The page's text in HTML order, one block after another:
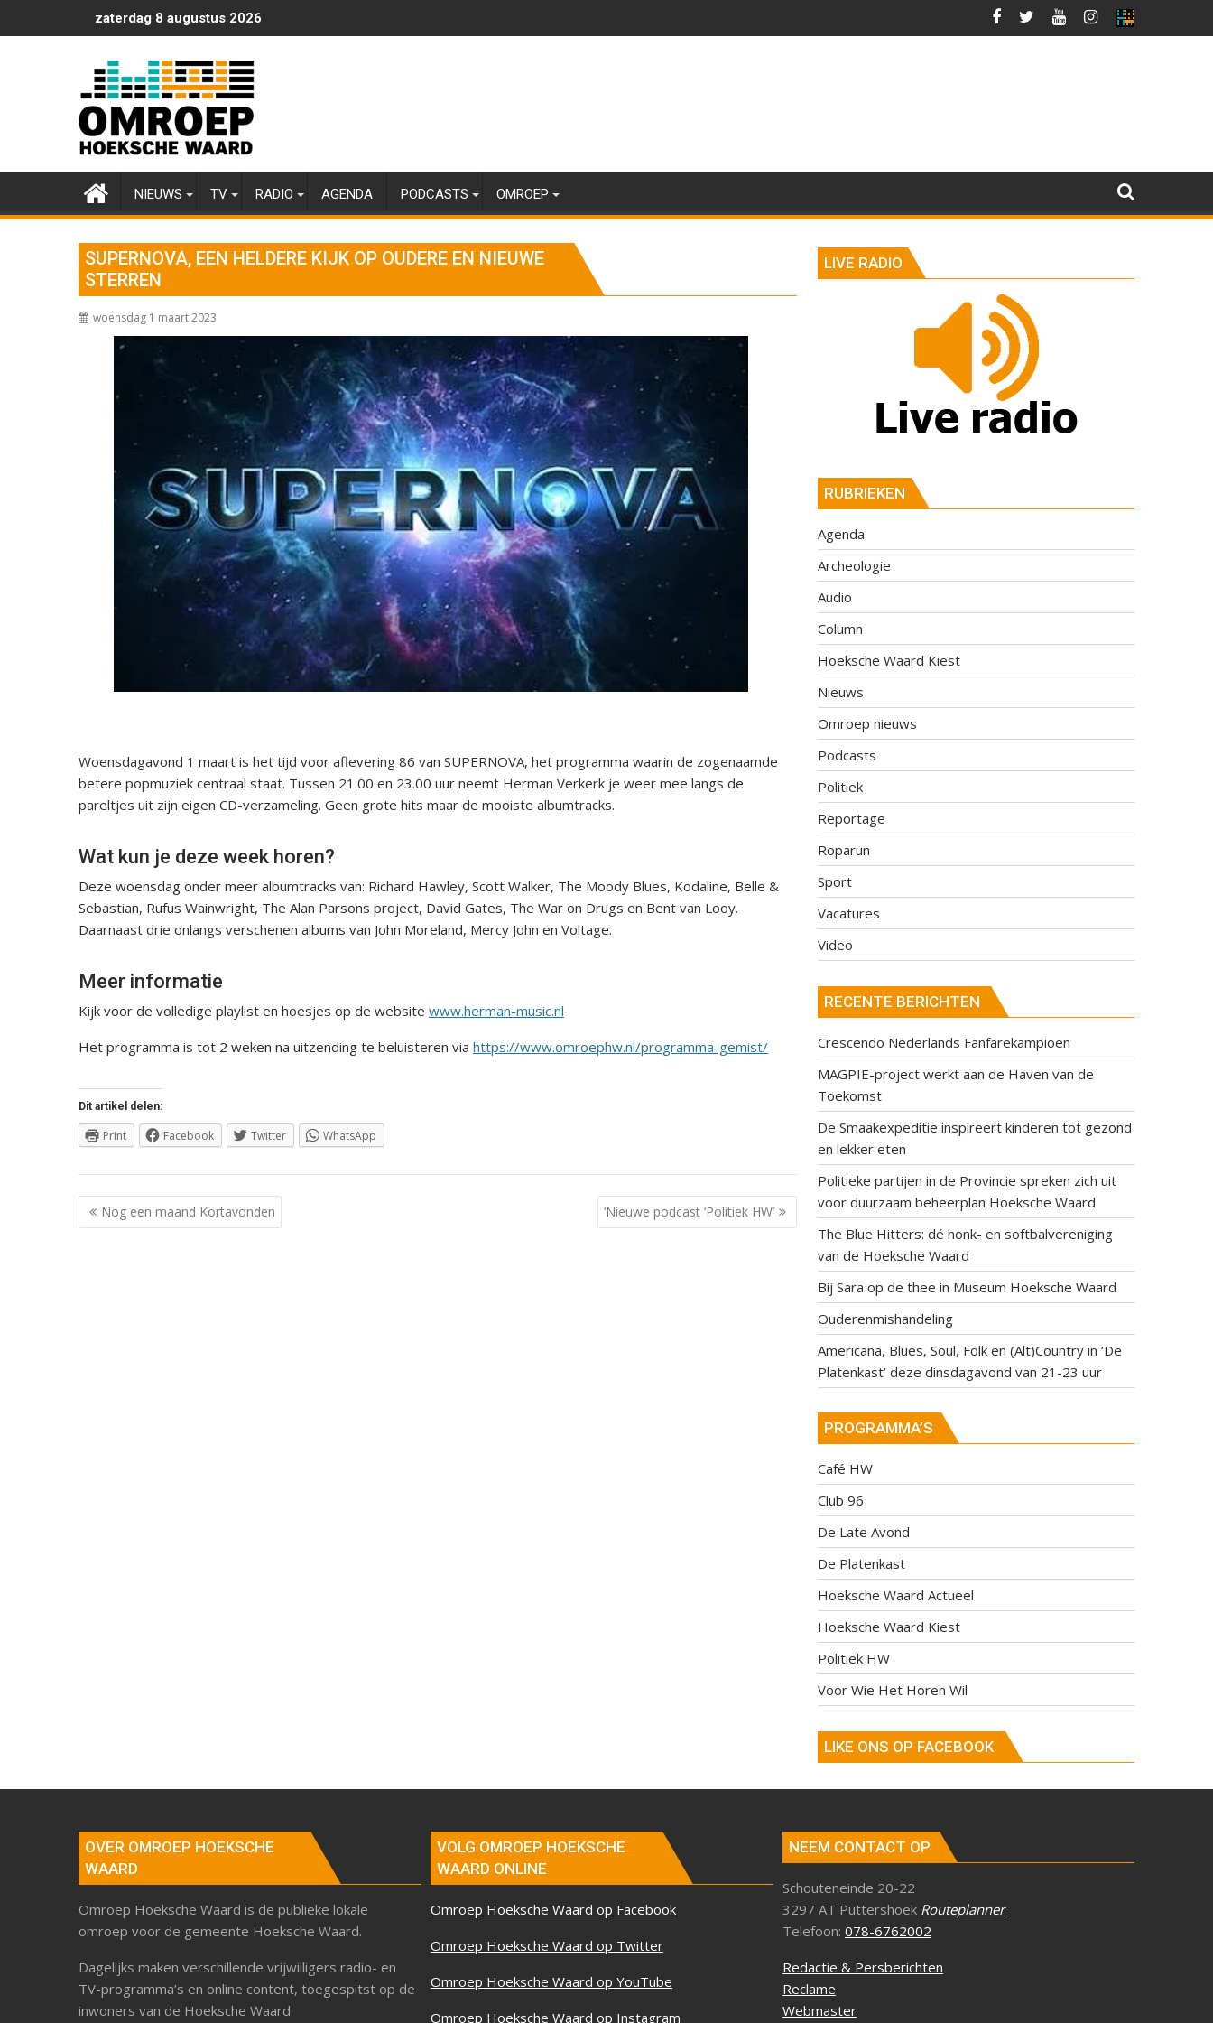
naar
zaterdag 8 augustus 2026
NIEUWS TV RADIO AGENDA PODCASTS OMROEP
SUPERNOVA, EEN HELDERE KIJK OP OUDERE EN NIEUWE
STERREN
woensdag 1 maart 2023
Woensdagavond 1 maart is het tijd voor aflevering 86 van SUPERNOVA, het programma waarin de zogenaamde
betere popmuziek centraal staat. Tussen 21.00 en 23.00 uur neemt Herman Verkerk je weer mee langs de
pareltjes uit zijn eigen CD-verzameling. Geen grote hits maar de mooiste albumtracks.
Wat kun je deze week horen?
Deze woensdag onder meer albumtracks van: Richard Hawley, Scott Walker, The Moody Blues, Kodaline, Belle &
Sebastian, Rufus Wainwright, The Alan Parsons project, David Gates, The War on Drugs en Bent van Looy.
Daarnaast drie onlangs verschenen albums van John Moreland, Mercy John en Voltage.
Meer informatie
Kijk voor de volledige playlist en hoesjes op de website www.herman-music.nl
Het programma is tot 2 weken na uitzending te beluisteren via https://www.omroephw.nl/programma-gemist/
Dit artikel delen:
Print Facebook Twitter WhatsApp
Berichtnavigatie
Nog een maand Kortavonden ‘Nieuwe podcast ‘Politiek HW’
LIVE RADIO
RUBRIEKEN
Agenda
Archeologie
Audio
Column
Hoeksche Waard Kiest
Nieuws
Omroep nieuws
Podcasts
Politiek
Reportage
Roparun
Sport
Vacatures
Video
RECENTE BERICHTEN
Crescendo Nederlands Fanfarekampioen
MAGPIE-project werkt aan de Haven van de
Toekomst
De Smaakexpeditie inspireert kinderen tot gezond
en lekker eten
Politieke partijen in de Provincie spreken zich uit
voor duurzaam beheerplan Hoeksche Waard
The Blue Hitters: dé honk- en softbalvereniging
van de Hoeksche Waard
Bij Sara op de thee in Museum Hoeksche Waard
Ouderenmishandeling
Americana, Blues, Soul, Folk en (Alt)Country in ‘De
Platenkast’ deze dinsdagavond van 21-23 uur
PROGRAMMA’S
Café HW
Club 96
De Late Avond
De Platenkast
Hoeksche Waard Actueel
Hoeksche Waard Kiest
Politiek HW
Voor Wie Het Horen Wil
LIKE ONS OP FACEBOOK
OVER OMROEP HOEKSCHE
WAARD
Omroep Hoeksche Waard is de publieke lokale
omroep voor de gemeente Hoeksche Waard.
Dagelijks maken verschillende vrijwilligers radio- en
TV-programma’s en online content, toegespitst op de
inwoners van de Hoeksche Waard.
VOLG OMROEP HOEKSCHE
WAARD ONLINE
Omroep Hoeksche Waard op Facebook
Omroep Hoeksche Waard op Twitter
Omroep Hoeksche Waard op YouTube
Omroep Hoeksche Waard op Instagram
NEEM CONTACT OP
Schouteneinde 20-22
3297 AT Puttershoek Routeplanner
Telefoon: 078-6762002
Redactie & Persberichten
Reclame
Webmaster